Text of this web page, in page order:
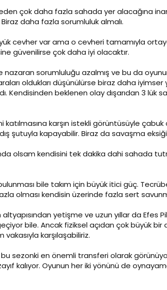
çok daha fazla sahada yer alacağına
daha fazla sorumluluk almalı.
cevher var ama o cevheri tamamıyla
güvenilirse çok daha iyi olacaktır.
sorumluluğu azalmış ve bu da
oldukları düşünülürse biraz daha
Kendisinden beklenen olay dışarıdan 3 lük
katılmasına karşın istekli görüntüsüyle
şutuyla kapayabilir. Biraz da savaşma
olsam kendisini tek dakika dahi sahada
bile takım için büyük itici güç.
olması kendisin üzerinde fazla sert
altyapısından yetişme ve uzun yıllar da Efes
bile. Ancak fiziksel açıdan çok büyük
karşılaşabiliriz.
sezonki en önemli transferi olarak
kalıyor. Oyunun her iki yönünü de